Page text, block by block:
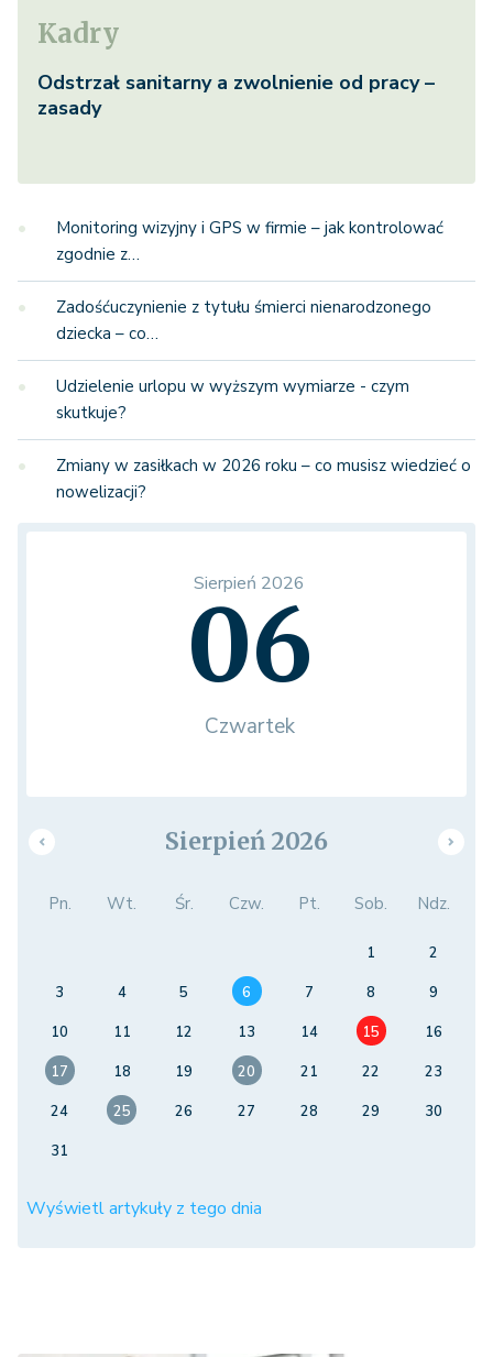
Kadry
Odstrzał sanitarny a zwolnienie od pracy –
zasady
Monitoring wizyjny i GPS w firmie – jak kontrolować
zgodnie z…
Zadośćuczynienie z tytułu śmierci nienarodzonego
dziecka – co…
Udzielenie urlopu w wyższym wymiarze - czym
skutkuje?
Zmiany w zasiłkach w 2026 roku – co musisz wiedzieć o
nowelizacji?
Sierpień 2026
06
Czwartek
Sierpień 2026
Pn. Wt. Śr. Czw. Pt. Sob. Ndz.
1
2
3
4 5 6 7 8
9
10
11 12 13 14 15
16
17
18 19 20 21 22
23
24
25 26 27 28 29
30
31
Wyświetl artykuły z tego dnia